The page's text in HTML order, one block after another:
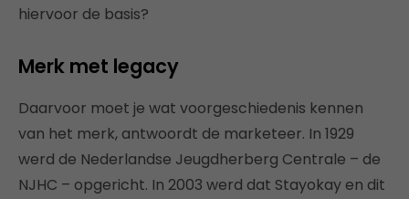
hiervoor de basis?
Merk met legacy
Daarvoor moet je wat voorgeschiedenis kennen
van het merk, antwoordt de marketeer. In 1929
werd de Nederlandse Jeugdherberg Centrale – de
NJHC – opgericht. In 2003 werd dat Stayokay en dit